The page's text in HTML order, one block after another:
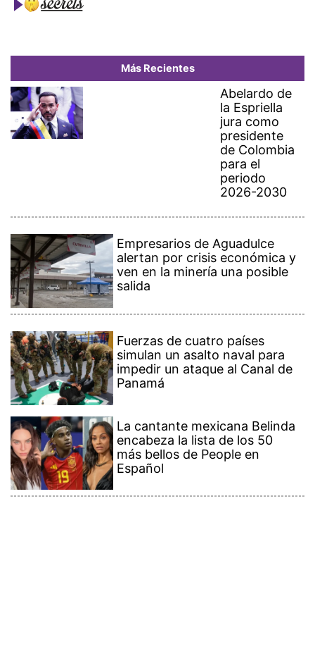
Más Recientes
Abelardo de
la Espriella
jura como
presidente
de Colombia
para el
periodo
2026-2030
Empresarios de Aguadulce
alertan por crisis económica y
ven en la minería una posible
salida
Fuerzas de cuatro países
simulan un asalto naval para
impedir un ataque al Canal de
Panamá
La cantante mexicana Belinda
encabeza la lista de los 50
más bellos de People en
Español